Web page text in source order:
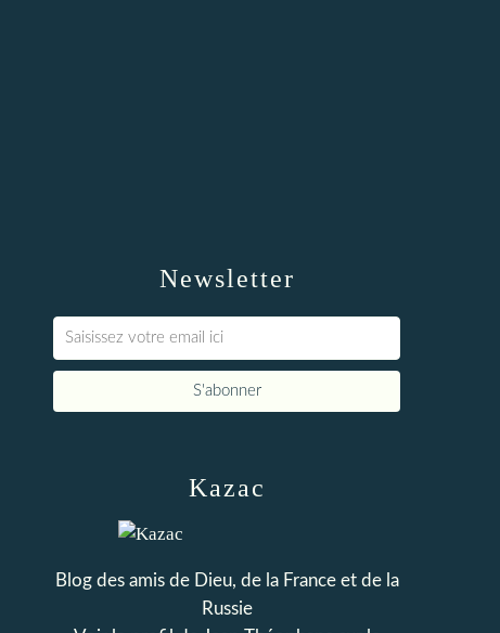
Newsletter
Kazac
Blog des amis de Dieu, de la France et de la
Russie